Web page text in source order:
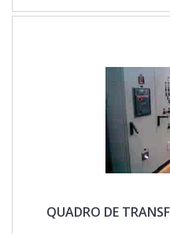
possível encontrar a
empresa garante a
atendimento singular, por
altamente qualificados. A
empresa que tem sido
seriedade e qualidade que
anos de experiência no
qualidade onde são
suficiente para atender
oferecer uma empresa
ótima qualidade.Há
companhia demonstrar
em sua área de atuação. A
mostra referência por
obstante, quando
QUADRO DE